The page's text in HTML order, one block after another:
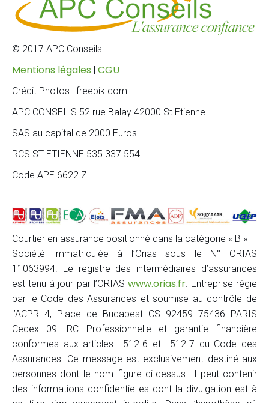
© 2017 APC Conseils
Mentions légales | CGU
Crédit Photos : freepik.com
APC CONSEILS 52 rue Balay 42000 St Etienne .
SAS au capital de 2000 Euros .
RCS ST ETIENNE 535 337 554
Code APE 6622 Z
Courtier en assurance positionné dans la catégorie « B »
Société immatriculée à l’Orias sous le N° ORIAS
11063994. Le registre des intermédiaires d’assurances
est tenu à jour par l’ORIAS www.orias.fr. Entreprise régie
par le Code des Assurances et soumise au contrôle de
l’ACPR 4, Place de Budapest CS 92459 75436 PARIS
Cedex 09. RC Professionnelle et garantie financière
conformes aux articles L512-6 et L512-7 du Code des
Assurances. Ce message est exclusivement destiné aux
personnes dont le nom figure ci-dessus. Il peut contenir
des informations confidentielles dont la divulgation est à